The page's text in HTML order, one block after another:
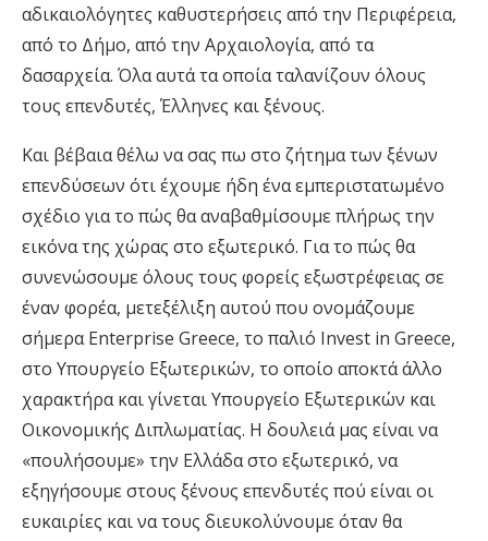
αδικαιολόγητες καθυστερήσεις από την Περιφέρεια,
από το Δήμο, από την Αρχαιολογία, από τα
δασαρχεία. Όλα αυτά τα οποία ταλανίζουν όλους
τους επενδυτές, Έλληνες και ξένους.
Και βέβαια θέλω να σας πω στο ζήτημα των ξένων
επενδύσεων ότι έχουμε ήδη ένα εμπεριστατωμένο
σχέδιο για το πώς θα αναβαθμίσουμε πλήρως την
εικόνα της χώρας στο εξωτερικό. Για το πώς θα
συνενώσουμε όλους τους φορείς εξωστρέφειας σε
έναν φορέα, μετεξέλιξη αυτού που ονομάζουμε
σήμερα Enterprise Greece, το παλιό Invest in Greece,
στο Υπουργείο Εξωτερικών, το οποίο αποκτά άλλο
χαρακτήρα και γίνεται Υπουργείο Εξωτερικών και
Οικονομικής Διπλωματίας. Η δουλειά μας είναι να
«πουλήσουμε» την Ελλάδα στο εξωτερικό, να
εξηγήσουμε στους ξένους επενδυτές πού είναι οι
ευκαιρίες και να τους διευκολύνουμε όταν θα